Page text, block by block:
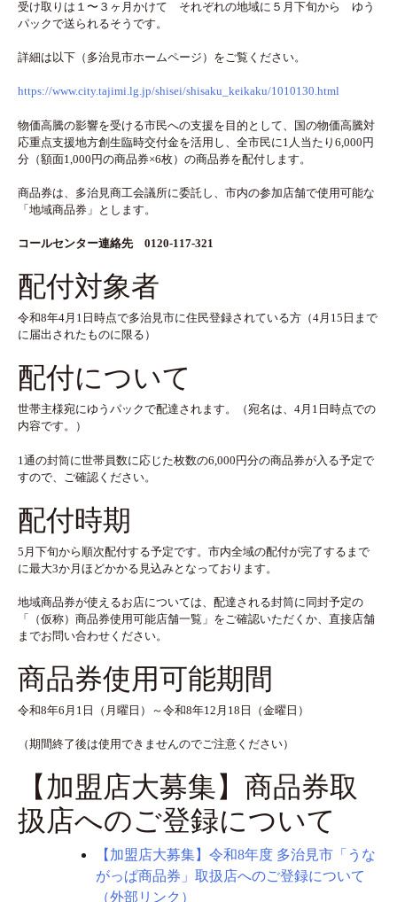
受け取りは１〜３ヶ月かけて それぞれの地域に５月下旬から ゆう
パックで送られるそうです。
詳細は以下（多治見市ホームページ）をご覧ください。
https://www.city.tajimi.lg.jp/shisei/shisaku_keikaku/1010130.html
物価高騰の影響を受ける市民への支援を目的として、国の物価高騰対
応重点支援地方創生臨時交付金を活用し、全市民に1人当たり6,000円
分（額面1,000円の商品券×6枚）の商品券を配付します。
商品券は、多治見商工会議所に委託し、市内の参加店舗で使用可能な
「地域商品券」とします。
コールセンター連絡先 0120-117-321
配付対象者
令和8年4月1日時点で多治見市に住民登録されている方（4月15日まで
に届出されたものに限る）
配付について
世帯主様宛にゆうパックで配達されます。（宛名は、4月1日時点での
内容です。）
1通の封筒に世帯員数に応じた枚数の6,000円分の商品券が入る予定で
すので、ご確認ください。
配付時期
5月下旬から順次配付する予定です。市内全域の配付が完了するまで
に最大3か月ほどかかる見込みとなっております。
地域商品券が使えるお店については、配達される封筒に同封予定の
「（仮称）商品券使用可能店舗一覧」をご確認いただくか、直接店舗
までお問い合わせください。
商品券使用可能期間
令和8年6月1日（月曜日）～令和8年12月18日（金曜日）
（期間終了後は使用できませんのでご注意ください）
【加盟店大募集】商品券取
扱店へのご登録について
【加盟店大募集】令和8年度 多治見市「うな
がっぱ商品券」取扱店へのご登録について
（外部リンク）